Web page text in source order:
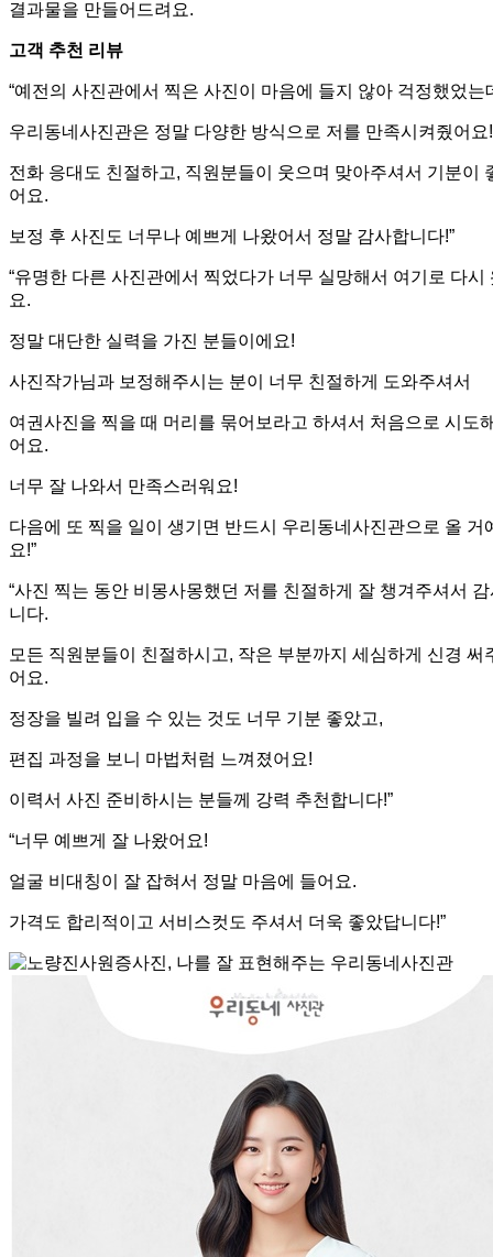
결과물을 만들어드려요.
고객 추천 리뷰
“예전의 사진관에서 찍은 사진이 마음에 들지 않아 걱정했었는
우리동네사진관은 정말 다양한 방식으로 저를 만족시켜줬어요!
전화 응대도 친절하고, 직원분들이 웃으며 맞아주셔서 기분이
어요.
보정 후 사진도 너무나 예쁘게 나왔어서 정말 감사합니다!”
“유명한 다른 사진관에서 찍었다가 너무 실망해서 여기로 다시
요.
정말 대단한 실력을 가진 분들이에요!
사진작가님과 보정해주시는 분이 너무 친절하게 도와주셔서
여권사진을 찍을 때 머리를 묶어보라고 하셔서 처음으로 시도
어요.
너무 잘 나와서 만족스러워요!
다음에 또 찍을 일이 생기면 반드시 우리동네사진관으로 올 거
요!”
“사진 찍는 동안 비몽사몽했던 저를 친절하게 잘 챙겨주셔서
니다.
모든 직원분들이 친절하시고, 작은 부분까지 세심하게 신경 써
어요.
정장을 빌려 입을 수 있는 것도 너무 기분 좋았고,
편집 과정을 보니 마법처럼 느껴졌어요!
이력서 사진 준비하시는 분들께 강력 추천합니다!”
“너무 예쁘게 잘 나왔어요!
얼굴 비대칭이 잘 잡혀서 정말 마음에 들어요.
가격도 합리적이고 서비스컷도 주셔서 더욱 좋았답니다!”